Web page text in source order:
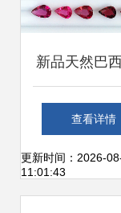
新品天然巴
裸石 红蓝水
面，定制专属
查看详情
更新时间：2026-
11:01:43